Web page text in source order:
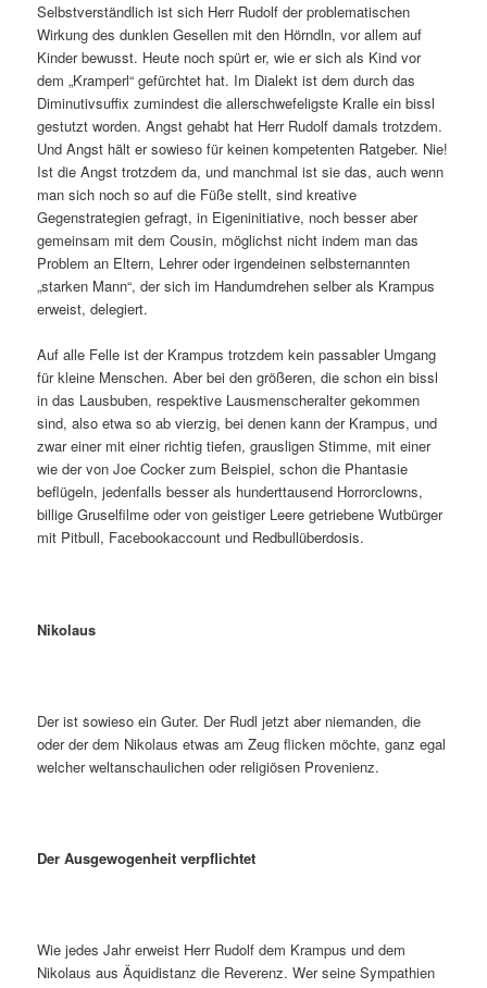
Selbstverständlich ist sich Herr Rudolf der problematischen
Wirkung des dunklen Gesellen mit den Hörndln, vor allem auf
Kinder bewusst. Heute noch spürt er, wie er sich als Kind vor
dem „Kramperl“ gefürchtet hat. Im Dialekt ist dem durch das
Diminutivsuffix zumindest die allerschwefeligste Kralle ein bissl
gestutzt worden. Angst gehabt hat Herr Rudolf damals trotzdem.
Und Angst hält er sowieso für keinen kompetenten Ratgeber. Nie!
Ist die Angst trotzdem da, und manchmal ist sie das, auch wenn
man sich noch so auf die Füße stellt, sind kreative
Gegenstrategien gefragt, in Eigeninitiative, noch besser aber
gemeinsam mit dem Cousin, möglichst nicht indem man das
Problem an Eltern, Lehrer oder irgendeinen selbsternannten
„starken Mann“, der sich im Handumdrehen selber als Krampus
erweist, delegiert.
Auf alle Felle ist der Krampus trotzdem kein passabler Umgang
für kleine Menschen. Aber bei den größeren, die schon ein bissl
in das Lausbuben, respektive Lausmenscheralter gekommen
sind, also etwa so ab vierzig, bei denen kann der Krampus, und
zwar einer mit einer richtig tiefen, grausligen Stimme, mit einer
wie der von Joe Cocker zum Beispiel, schon die Phantasie
beflügeln, jedenfalls besser als hunderttausend Horrorclowns,
billige Gruselfilme oder von geistiger Leere getriebene Wutbürger
mit Pitbull, Facebookaccount und Redbullüberdosis.
Nikolaus
Der ist sowieso ein Guter. Der Rudl jetzt aber niemanden, die
oder der dem Nikolaus etwas am Zeug flicken möchte, ganz egal
welcher weltanschaulichen oder religiösen Provenienz.
Der Ausgewogenheit verpflichtet
Wie jedes Jahr erweist Herr Rudolf dem Krampus und dem
Nikolaus aus Äquidistanz die Reverenz. Wer seine Sympathien